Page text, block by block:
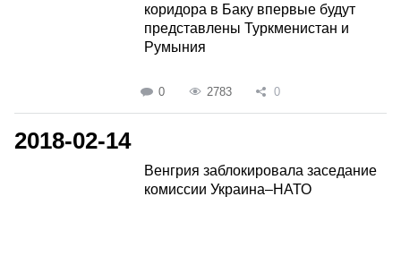
коридора в Баку впервые будут
представлены Туркменистан и
Румыния
0 2783 0
2018-02-14
Венгрия заблокировала заседание
комиссии Украина–НАТО